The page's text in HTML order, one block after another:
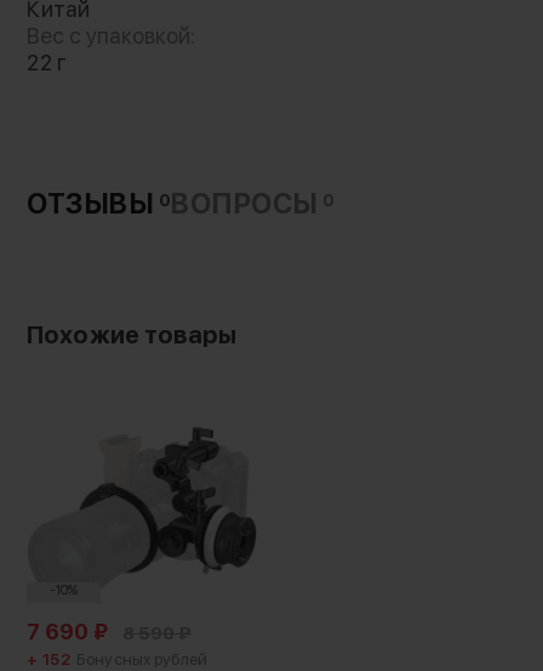
Китай
Вес с упаковкой:
22 г
ОТЗЫВЫ 0ВОПРОСЫ 0
Похожие товары
-10%
7 690 ₽
+ 152 Бонусных рублей